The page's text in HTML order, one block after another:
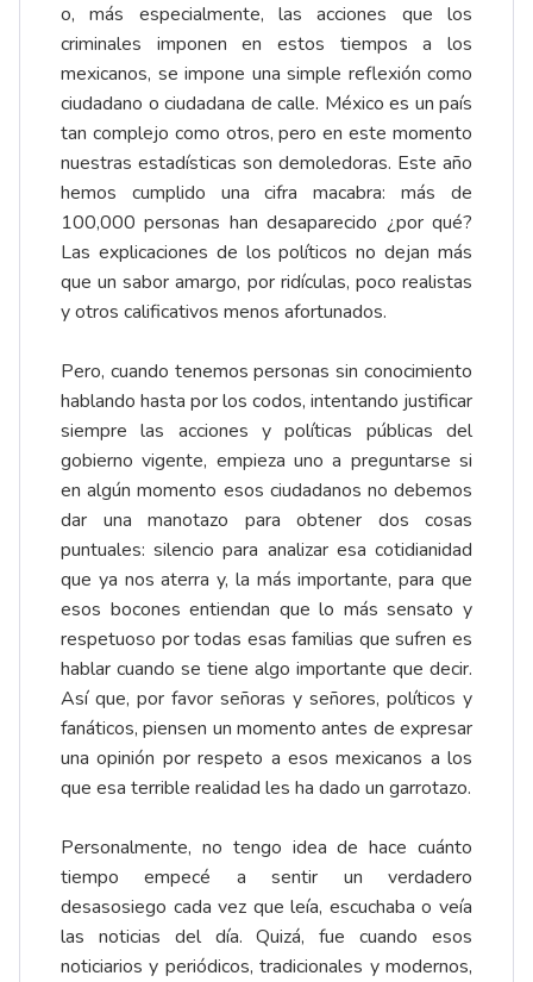
o, más especialmente, las acciones que los
criminales imponen en estos tiempos a los
mexicanos, se impone una simple reflexión como
ciudadano o ciudadana de calle. México es un país
tan complejo como otros, pero en este momento
nuestras estadísticas son demoledoras. Este año
hemos cumplido una cifra macabra: más de
100,000 personas han desaparecido ¿por qué?
Las explicaciones de los políticos no dejan más
que un sabor amargo, por ridículas, poco realistas
y otros calificativos menos afortunados.
Pero, cuando tenemos personas sin conocimiento
hablando hasta por los codos, intentando justificar
siempre las acciones y políticas públicas del
gobierno vigente, empieza uno a preguntarse si
en algún momento esos ciudadanos no debemos
dar una manotazo para obtener dos cosas
puntuales: silencio para analizar esa cotidianidad
que ya nos aterra y, la más importante, para que
esos bocones entiendan que lo más sensato y
respetuoso por todas esas familias que sufren es
hablar cuando se tiene algo importante que decir.
Así que, por favor señoras y señores, políticos y
fanáticos, piensen un momento antes de expresar
una opinión por respeto a esos mexicanos a los
que esa terrible realidad les ha dado un garrotazo.
Personalmente, no tengo idea de hace cuánto
tiempo empecé a sentir un verdadero
desasosiego cada vez que leía, escuchaba o veía
las noticias del día. Quizá, fue cuando esos
noticiarios y periódicos, tradicionales y modernos,